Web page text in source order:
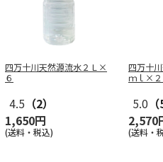
四万十川天然源流水２Ｌ×
６
4.5 （2）
1,650円
(送料・税込)
四万十
ｍｌ×２
5.0
2,570
(送料・